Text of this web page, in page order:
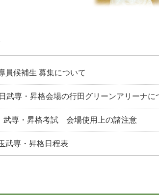
員候補生 募集について
武専・昇格会場の行田グリーンアリーナに
武専・昇格考試 会場使用上の諸注意
武専・昇格日程表